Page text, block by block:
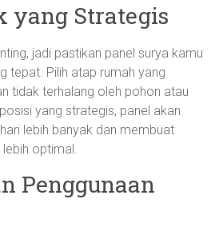
yang Strategis
jadi pastikan panel surya kamu
tepat. Pilih atap rumah yang
tidak terhalang oleh pohon atau
yang strategis, panel akan
lebih banyak dan membuat
lebih optimal.
Penggunaan